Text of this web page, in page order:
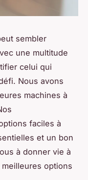
sembler
une multitude
celui qui
Nous avons
machines à
faciles à
et un bon
à donner vie à
options